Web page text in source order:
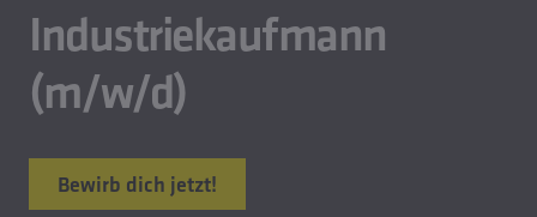
Industriekaufmann
(m/w/d)
Bewirb dich jetzt!